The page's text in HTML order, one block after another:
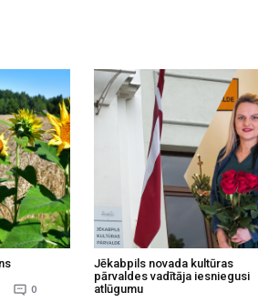
0
Jēkabpils novada kultūras
pārvaldes vadītāja iesniegusi
atlūgumu